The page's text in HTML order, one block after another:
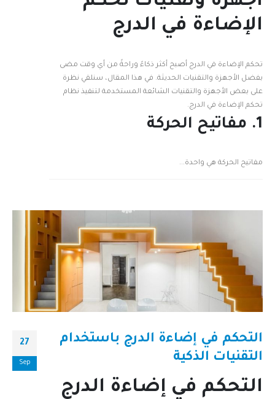
الإضاءة في الدرج
تحكم الإضاءة في الدرج أصبح أكثر ذكاءً وراحةً من أي وقت مضى
بفضل الأجهزة والتقنيات الحديثة. في هذا المقال، سنلقي نظرة
على بعض الأجهزة والتقنيات الشائعة المستخدمة لتنفيذ نظام
تحكم الإضاءة في الدرج.
1. مفاتيح الحركة
مفاتيح الحركة هي واحدة...
27
Sep
التحكم في إضاءة الدرج باستخدام
التقنيات الذكية
التحكم في إضاءة الدرج